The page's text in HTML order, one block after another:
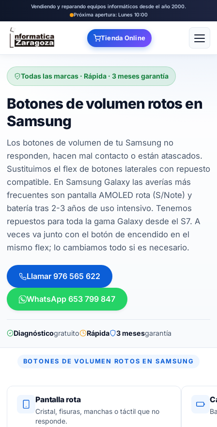
Vendiendo y reparando equipos informáticos desde el año 2000.
Próxima apertura: Lunes 10:00
Tienda Online Abrir
Todas las marcas · Rápida · 3 meses garantía
Botones de volumen rotos en
Samsung
Los botones de volumen de tu Samsung no
responden, hacen mal contacto o están atascados.
Sustituimos el flex de botones laterales con repuesto
compatible. En Samsung Galaxy las averías más
frecuentes son pantalla AMOLED rota (S/Note) y
batería tras 2-3 años de uso intensivo. Tenemos
repuestos para toda la gama Galaxy desde el S7. A
veces va junto con el botón de encendido en el
mismo flex; lo cambiamos todo si es necesario.
Llamar 976 565 622
WhatsApp 653 799 847
Diagnósticogratuito Rápida 3 mesesgarantía
BOTONES DE VOLUMEN ROTOS EN SAMSUNG
Pantalla rota
Cristal, fisuras, manchas o táctil que no
responde.